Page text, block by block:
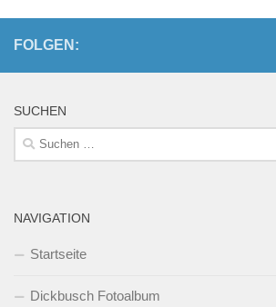
FOLGEN:
SUCHEN
Suchen
nach:
NAVIGATION
Startseite
Dickbusch Fotoalbum